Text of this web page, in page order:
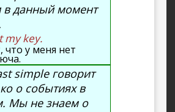
в данный момент
my key.
что у меня нет
simple говорит
о событиях в
Мы не знаем о